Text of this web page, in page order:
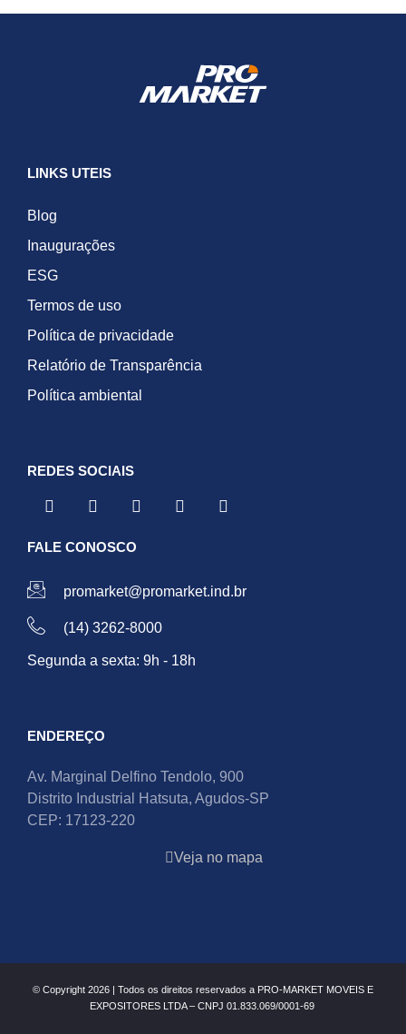
LINKS UTEIS
Blog
Inaugurações
ESG
Termos de uso
Política de privacidade
Relatório de Transparência
Política ambiental
REDES SOCIAIS
FALE CONOSCO
promarket@promarket.ind.br
(14) 3262-8000
Segunda a sexta: 9h - 18h
ENDEREÇO
Av. Marginal Delfino Tendolo, 900
Distrito Industrial Hatsuta, Agudos-SP
CEP: 17123-220
Veja no mapa
© Copyright 2026 | Todos os direitos reservados a PRO-MARKET MOVEIS E
EXPOSITORES LTDA – CNPJ 01.833.069/0001-69